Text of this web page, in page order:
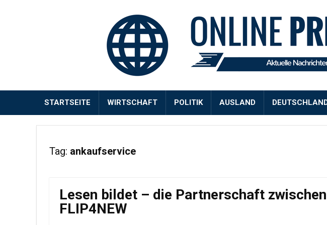
STARTSEITE WIRTSCHAFT POLITIK AUSLAND
Tag: ankaufservice
Lesen bildet – die Partnerschaft
FLIP4NEW